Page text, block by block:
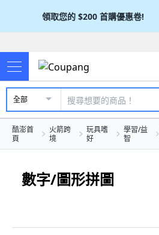
領取您的 $200 首購優惠卷!
全部
酷澎首
頁
火箭跨
境
玩具嗜
好
學習/益
智
數字/圖形拼圖